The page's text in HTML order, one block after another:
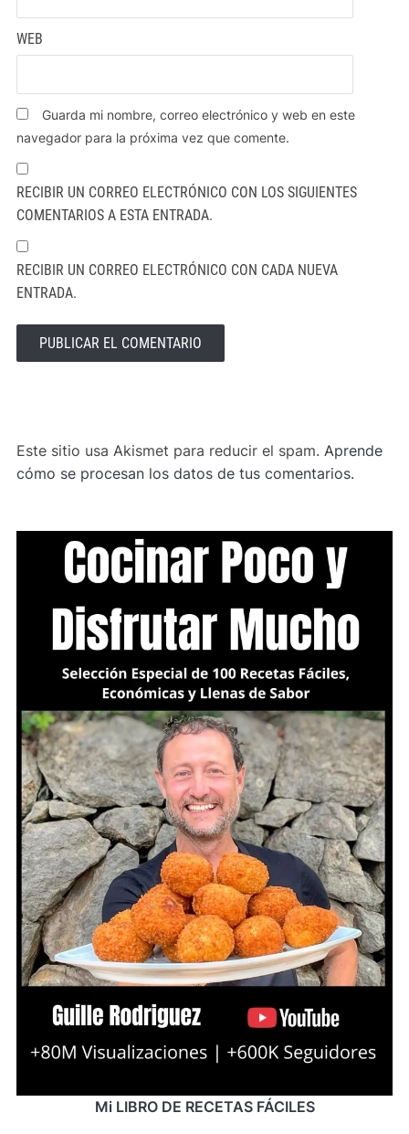
WEB
Guarda mi nombre, correo electrónico y web en este
navegador para la próxima vez que comente.
RECIBIR UN CORREO ELECTRÓNICO CON LOS SIGUIENTES
COMENTARIOS A ESTA ENTRADA.
RECIBIR UN CORREO ELECTRÓNICO CON CADA NUEVA
ENTRADA.
Este sitio usa Akismet para reducir el spam. Aprende
cómo se procesan los datos de tus comentarios.
Mi LIBRO DE RECETAS FÁCILES